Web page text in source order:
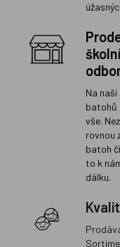
Na
batohů
vše.
rovnou
batoh
to k
dálku.